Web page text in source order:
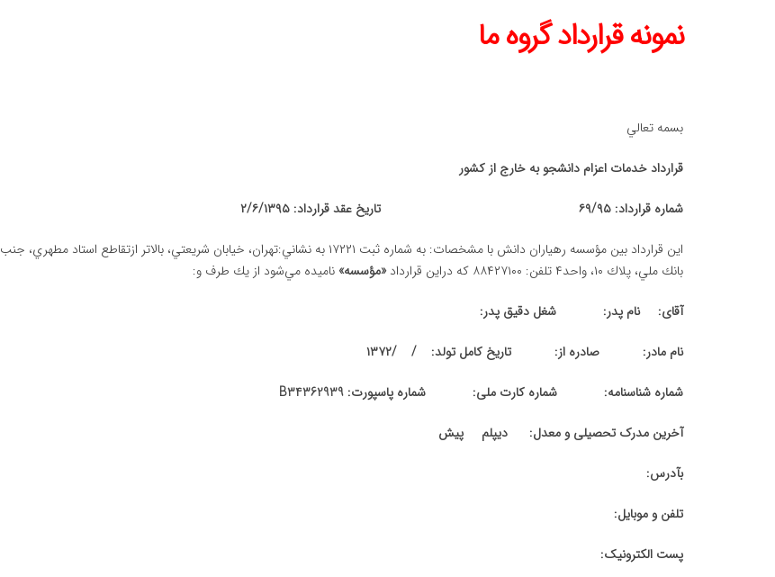
نمونه قرارداد گروه ما
بسمه تعالي
قرارداد خدمات اعزام دانشجو به خارج از كشور
شماره قرارداد: ۶۹/۹۵ تاريخ عقد قرارداد: ۲/۶/۱۳۹۵
اين قرارداد بين مؤسسه رهياران دانش با مشخصات: به شماره ثبت ۱۷۲۲۱ به نشاني:تهران، خيابان شريعتي،‌ بالاتر ازتقاطع استاد مطهري، جنب
بانك ملي، پلاك ۱۰، واحد۴ تلفن: ۸۸۴۲۷۱۰۰ كه دراين قرارداد
«مؤسسه» ناميده مي‌شود از يك طرف و:
آقای: نام پدر: شغل دقیق پدر:
نام مادر: صادره از: تاریخ کامل تولد: / /۱۳۷۲
شماره شناسنامه: شماره کارت ملی: شماره پاسپورت: B34362939
آخرین مدرک تحصیلی و معدل: دیپلم پیش
بآدرس:
تلفن و موبایل:
پست الکترونیک: